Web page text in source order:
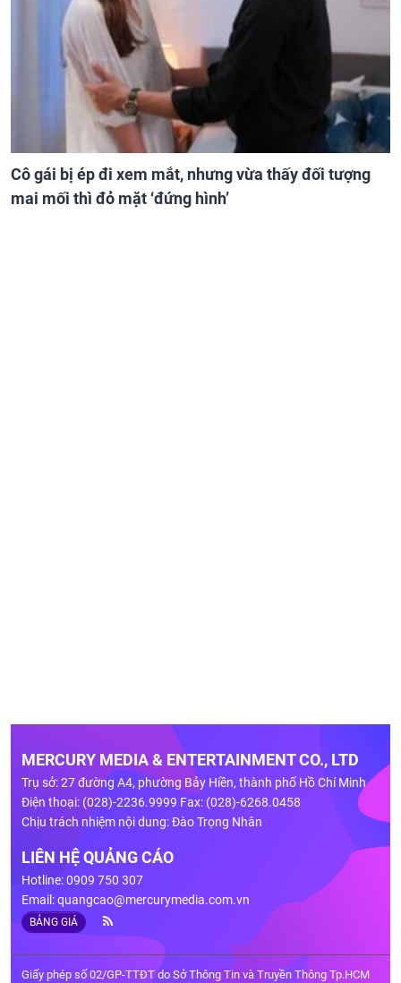
Cô gái bị ép đi xem mắt, nhưng vừa thấy đối tượng
mai mối thì đỏ mặt ‘đứng hình’
MERCURY MEDIA & ENTERTAINMENT CO., LTD
Trụ sở: 27 đường A4, phường Bảy Hiền, thành phố Hồ Chí Minh
Điện thoại: (028)-2236.9999 Fax: (028)-6268.0458
Chịu trách nhiệm nội dung: Đào Trọng Nhân
LIÊN HỆ QUẢNG CÁO
Hotline: 0909 750 307
Email:quangcao@mercurymedia.com.vn
BẢNG GIÁ
Giấy phép số 02/GP-TTĐT do Sở Thông Tin và Truyền Thông Tp.HCM